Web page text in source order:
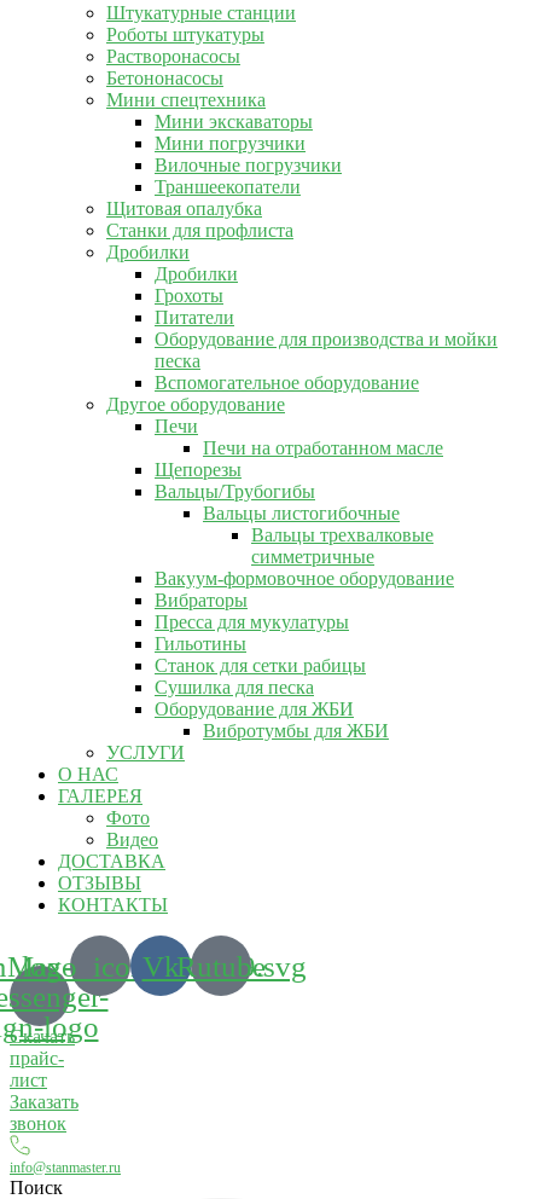
Штукатурные станции
Роботы штукатуры
Растворонасосы
Бетононасосы
Мини спецтехника
Мини экскаваторы
Мини погрузчики
Вилочные погрузчики
Траншеекопатели
Щитовая опалубка
Станки для профлиста
Дробилки
Дробилки
Грохоты
Питатели
Оборудование для производства и мойки
песка
Вспомогательное оборудование
Другое оборудование
Печи
Печи на отработанном масле
Щепорезы
Вальцы/Трубогибы
Вальцы листогибочные
Вальцы трехвалковые
симметричные
Вакуум-формовочное оборудование
Вибраторы
Пресса для мукулатуры
Гильотины
Станок для сетки рабицы
Сушилка для песка
Оборудование для ЖБИ
Вибротумбы для ЖБИ
УСЛУГИ
О НАС
ГАЛЕРЕЯ
Фото
Видео
ДОСТАВКА
ОТЗЫВЫ
КОНТАКТЫ
Max-
logo
VkRutube
Скачать
прайс-
лист
Заказать
звонок
info@stanmaster.ru
Поиск